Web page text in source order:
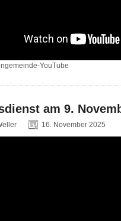
YouTube
am 9.
16. November 2025